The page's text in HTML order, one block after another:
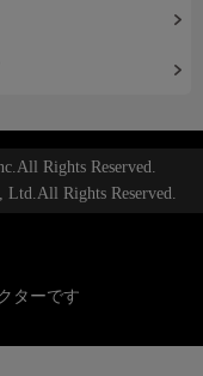
Rights Reserved.
Rights Reserved.
ターです